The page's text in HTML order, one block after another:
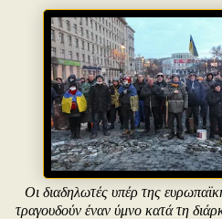
Οι διαδηλωτές υπέρ της
τραγουδούν έναν ύμνο κατά τη